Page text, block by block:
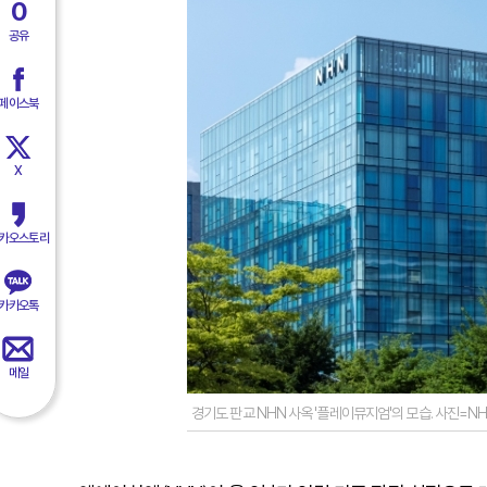
0
공유
이스북
X
오스토리
카오톡
메일
경기도 판교 NHN 사옥 '플레이뮤지엄'의 모습. 사진